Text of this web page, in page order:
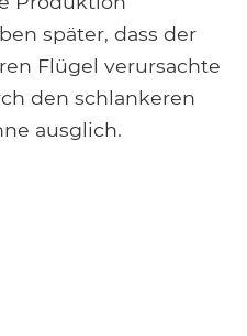
später, dass der
Flügel verursachte
den schlankeren
ausglich.